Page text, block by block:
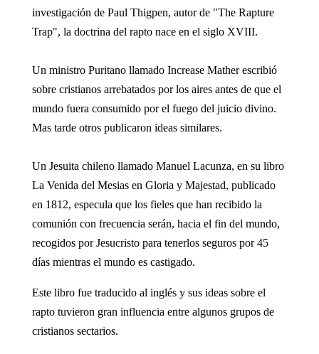
investigación de Paul Thigpen, autor de "The Rapture
Trap", la doctrina del rapto nace en el siglo XVIII.
Un ministro Puritano llamado Increase Mather escribió
sobre cristianos arrebatados por los aires antes de que el
mundo fuera consumido por el fuego del juicio divino.
Mas tarde otros publicaron ideas similares.
Un Jesuita chileno llamado Manuel Lacunza, en su libro
La Venida del Mesias en Gloria y Majestad, publicado
en 1812, especula que los fieles que han recibido la
comunión con frecuencia serán, hacia el fin del mundo,
recogidos por Jesucristo para tenerlos seguros por 45
días mientras el mundo es castigado.
Este libro fue traducido al inglés y sus ideas sobre el
rapto tuvieron gran influencia entre algunos grupos de
cristianos sectarios.